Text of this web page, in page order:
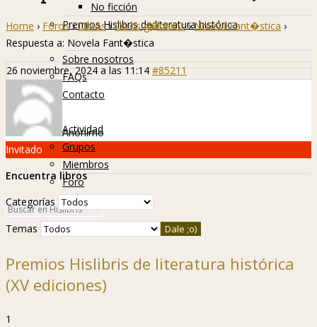
No ficción
Premios Hislibris de literatura histórica
Info
Sobre nosotros
FAQs
Contacto
Hislibreños
Actividad
Grupos
Miembros
Foro
Home › Foros › Libros › Otros g�neros › Novela Fant�stica ›
Respuesta a: Novela Fant�stica
26 noviembre, 2024 a las 11:14 #85211
Anónimo
Invitado
Encuentra libros
Categorías
Temas
Premios Hislibris de literatura histórica
(XV ediciones)
1